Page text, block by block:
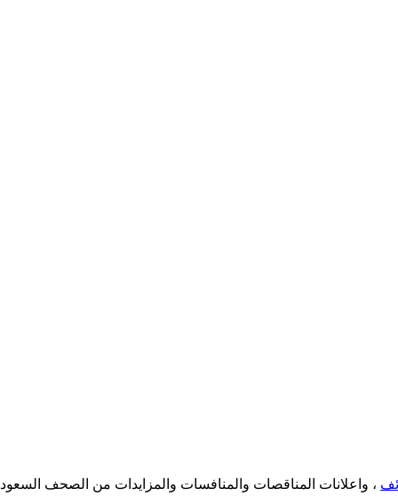
، واعلانات المناقصات والمنافسات والمزايدات من الصحف